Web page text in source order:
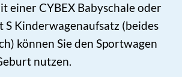
einer CYBEX Babyschale oder
S Kinderwagenaufsatz (beides
können Sie den Sportwagen
nutzen.